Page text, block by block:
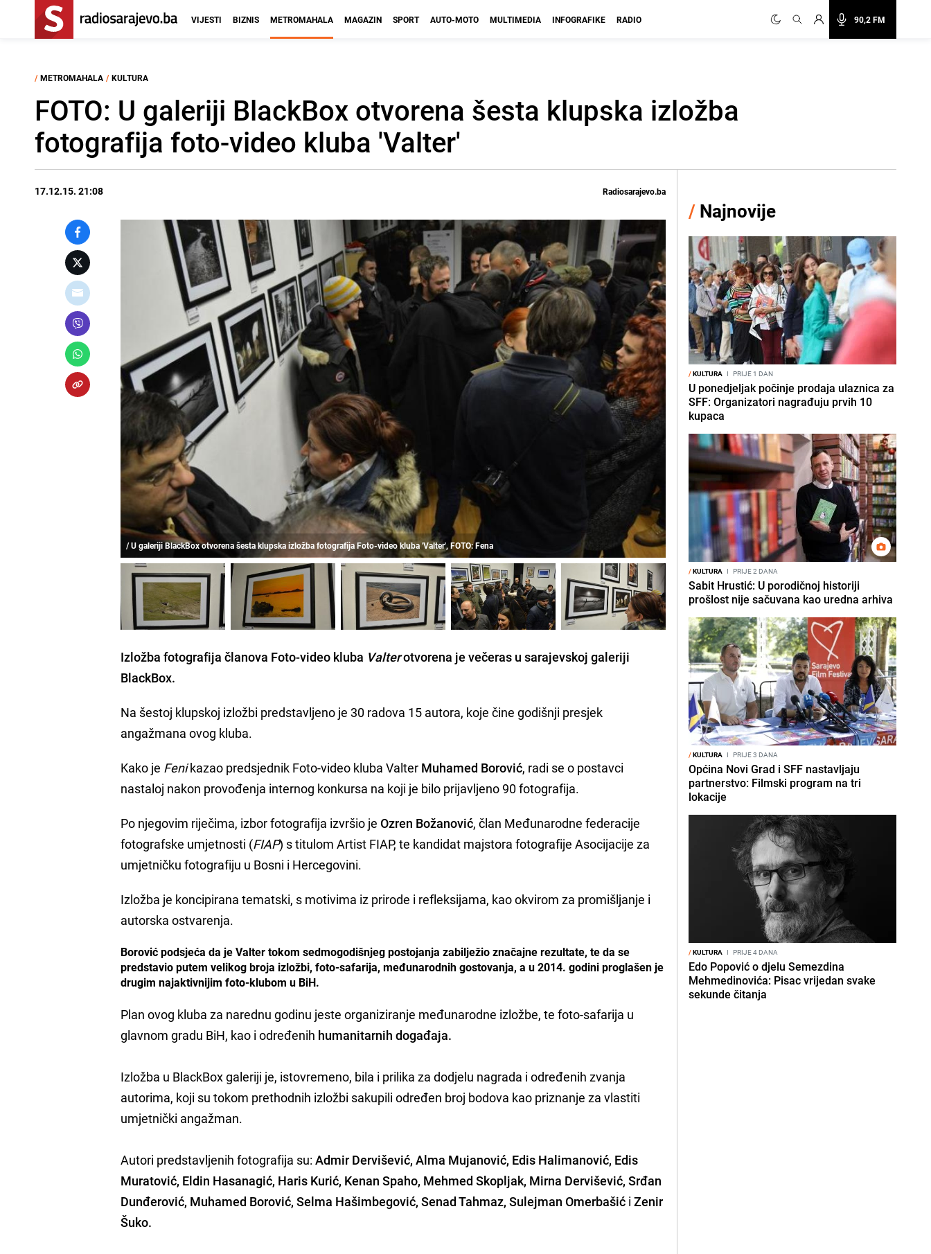
90,2 FM
VIJESTI BIZNIS METROMAHALA MAGAZIN SPORT AUTO-MOTO MULTIMEDIA INFOGRAFIKE RADIO
/ METROMAHALA / KULTURA
FOTO: U galeriji BlackBox otvorena šesta klupska izložba
fotografija foto-video kluba 'Valter'
17.12.15. 21:08 Radiosarajevo.ba
/ U galeriji BlackBox otvorena šesta klupska izložba fotografija Foto-video kluba 'Valter', FOTO: Fena
Izložba fotografija članova Foto-video kluba Valterotvorena je večeras u sarajevskoj galeriji
BlackBox.
Na šestoj klupskoj izložbi predstavljeno je 30 radova 15 autora, koje čine godišnji presjek
angažmana ovog kluba.
Kako je Fenikazao predsjednik Foto-video kluba Valter Muhamed Borović, radi se o postavci
nastaloj nakon provođenja internog konkursa na koji je bilo prijavljeno 90 fotografija.
Po njegovim riječima, izbor fotografija izvršio je Ozren Božanović, član Međunarodne federacije
fotografske umjetnosti (FIAP) s titulom Artist FIAP, te kandidat majstora fotografije Asocijacije za
umjetničku fotografiju u Bosni i Hercegovini.
Izložba je koncipirana tematski, s motivima iz prirode i refleksijama, kao okvirom za promišljanje i
autorska ostvarenja.
Borović podsjeća da je Valter tokom sedmogodišnjeg postojanja zabilježio značajne rezultate, te da se
predstavio putem velikog broja izložbi, foto-safarija, međunarodnih gostovanja, a u 2014. godini proglašen je
drugim najaktivnijim foto-klubom u BiH.
Plan ovog kluba za narednu godinu jeste organiziranje međunarodne izložbe, te foto-safarija u
glavnom gradu BiH, kao i određenih humanitarnih događaja.
Izložba u BlackBox galeriji je, istovremeno, bila i prilika za dodjelu nagrada i određenih zvanja
autorima, koji su tokom prethodnih izložbi sakupili određen broj bodova kao priznanje za vlastiti
umjetnički angažman.
Autori predstavljenih fotografija su:Admir Dervišević, Alma Mujanović, Edis Halimanović, Edis
Muratović, Eldin Hasanagić, Haris Kurić, Kenan Spaho, Mehmed Skopljak, Mirna Dervišević, Srđan
Dunđerović, Muhamed Borović, Selma Hašimbegović, Senad Tahmaz, Sulejman Omerbašić iZenir
Šuko.
/ Najnovije
/KULTURA I PRIJE 1 DAN
U ponedjeljak počinje prodaja ulaznica za
SFF: Organizatori nagrađuju prvih 10
kupaca
/KULTURA I PRIJE 2 DANA
Sabit Hrustić: U porodičnoj historiji
prošlost nije sačuvana kao uredna arhiva
/KULTURA I PRIJE 3 DANA
Općina Novi Grad i SFF nastavljaju
partnerstvo: Filmski program na tri
lokacije
/KULTURA I PRIJE 4 DANA
Edo Popović o djelu Semezdina
Mehmedinovića: Pisac vrijedan svake
sekunde čitanja